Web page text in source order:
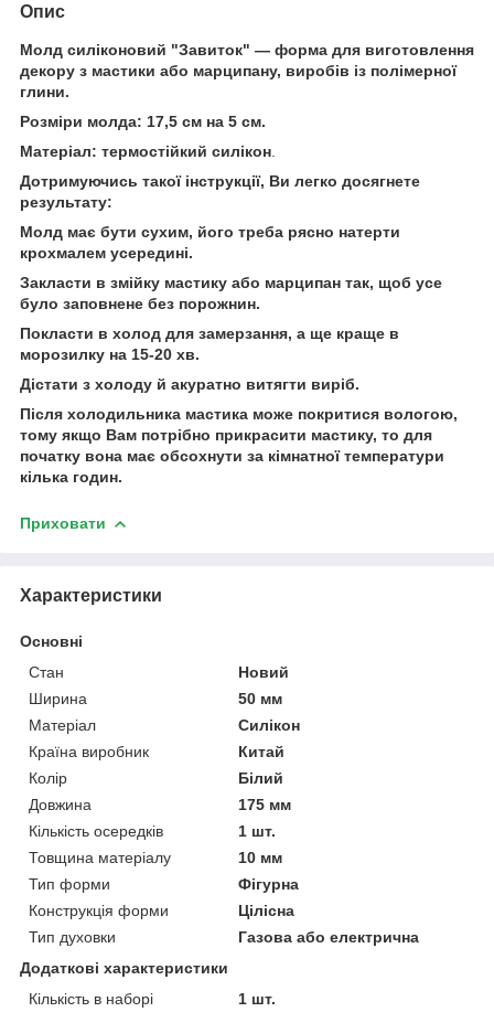
Опис
Молд силіконовий "Завиток" — форма для виготовлення
декору з мастики або марципану, виробів із полімерної
глини.
Розміри молда: 17,5 см на 5 см.
Матеріал: термостійкий силікон
Дотримуючись такої інструкції, Ви легко досягнете
результату:
Молд має бути сухим, його треба рясно натерти
крохмалем усередині.
Закласти в змійку мастику або марципан так, щоб усе
було заповнене без порожнин.
Покласти в холод для замерзання, а ще краще в
морозилку на 15-20 хв.
Дістати з холоду й акуратно витягти виріб.
Після холодильника мастика може покритися вологою,
тому якщо Вам потрібно прикрасити мастику, то для
початку вона має обсохнути за кімнатної температури
кілька годин.
Приховати
Характеристики
Основні
Стан
Новий
Ширина
50 мм
Матеріал
Силікон
Країна виробник
Китай
Колір
Білий
Довжина
175 мм
Кількість осередків
1 шт.
Товщина матеріалу
10 мм
Тип форми
Фігурна
Конструкція форми
Цілісна
Тип духовки
Газова або електрична
Додаткові характеристики
Кількість в наборі
1 шт.